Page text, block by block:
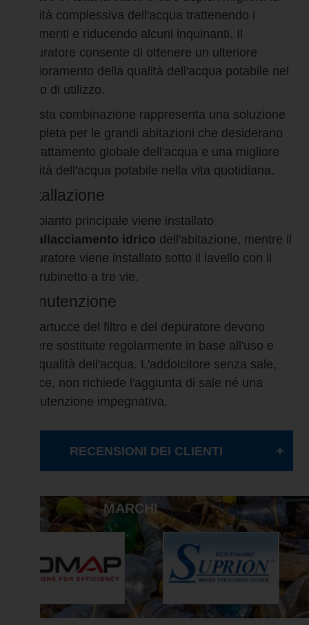
qualità complessiva dell'acqua trattenendo i
sedimenti e riducendo alcuni inquinanti. Il
depuratore consente di ottenere un ulteriore
miglioramento della qualità dell'acqua potabile nel
punto di utilizzo.
Questa combinazione rappresenta una soluzione
completa per le grandi abitazioni che desiderano
un trattamento globale dell'acqua e una migliore
qualità dell'acqua potabile nella vita quotidiana.
Installazione
L'impianto principale viene installato
allacciamento idrico dell'abitazione, mentre il
depuratore viene installato sotto il lavello con il
suo rubinetto a tre vie.
Manutenzione
Le cartucce del filtro e del depuratore devono
essere sostituite regolarmente in base all'uso e
alla qualità dell'acqua. L'addolcitore senza sale,
invece, non richiede l'aggiunta di sale né una
manutenzione impegnativa.
RECENSIONI DEI CLIENTI
MARCHI